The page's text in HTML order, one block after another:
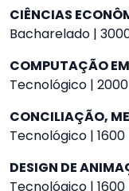
CIÊNCIAS
Bacharelado |
COMPUTAÇÃO
Tecnológico |
CONCILIAÇÃO,
Tecnológico |
DESIGN DE
Tecnológico |